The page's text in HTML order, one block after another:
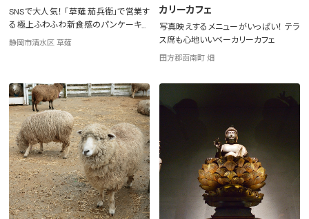
SNSで大人気！ 「草薙 茄兵衛」で営業す
る極上ふわふわ新食感のパンケーキ専
門店
静岡市清水区 草薙
カリーカフェ
写真映えするメニューがいっぱい！ テラ
ス席も心地いいベーカリーカフェ
田方郡函南町 畑